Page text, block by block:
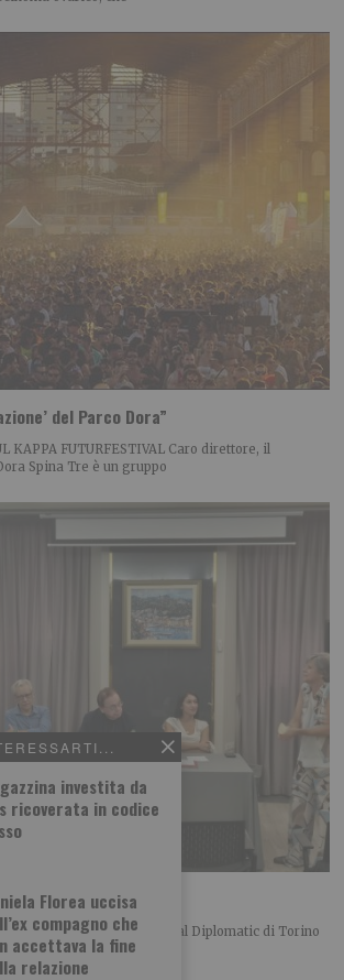
investita da
ricoverata in codice
Florea uccisa
compagno che
accettava la fine
relazione
del Parco Dora”
KAPPA FUTURFESTIVAL Caro direttore, il
Spina Tre è un gruppo
in politica
a confronto Bel convegno al Diplomatic di Torino
torinese